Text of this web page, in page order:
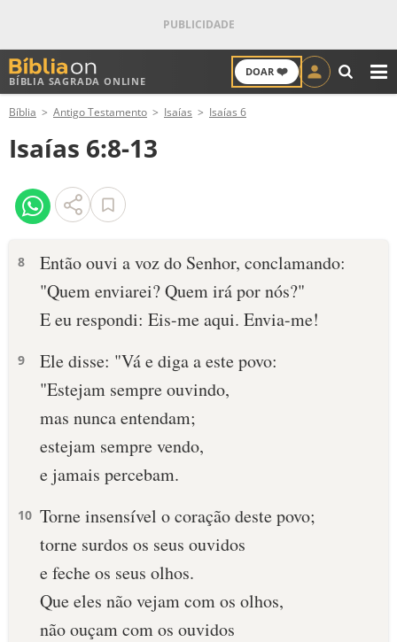
BÍBLIA SAGRADA ONLINE
DOAR ❤️
ANTIGO TESTAMENTO
NOVO TESTAMENTO
VERSÍCULOS
PALAVRA DO DIA
DEVOCIONAL DIÁRIO
10 MANDAMENTOS
ESTUDOS BÍBLICOS
ESBOÇOS DE PREGAÇÃO
TEMAS
PERGUNTE À BÍBLIA IA
Bíblia Antigo Testamento Isaías Isaías 6
Isaías 6:8-13
8
Então ouvi a voz do Senhor, conclamando:
"Quem enviarei? Quem irá por nós?"
E eu respondi: Eis-me aqui. Envia-me!
9
Ele disse: "Vá e diga a este povo:
"Estejam sempre ouvindo,
mas nunca entendam;
estejam sempre vendo,
e jamais percebam.
10 Torne insensível o coração deste povo;
torne surdos os seus ouvidos
e feche os seus olhos.
Que eles não vejam com os olhos,
não ouçam com os ouvidos